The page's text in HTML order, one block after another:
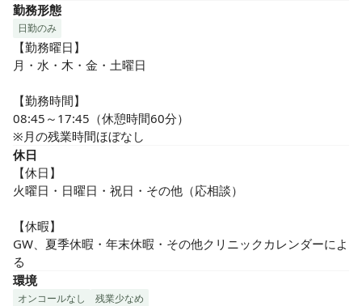
勤務形態
日勤のみ
【勤務曜日】
月・水・木・金・土曜日
【勤務時間】
08:45～17:45（休憩時間60分）
※月の残業時間ほぼなし
休日
【休日】
火曜日・日曜日・祝日・その他（応相談）
【休暇】
GW、夏季休暇・年末休暇・その他クリニックカレンダーによ
る
環境
オンコールなし 残業少なめ